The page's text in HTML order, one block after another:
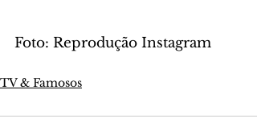
Foto: Reprodução Instagram
TV & Famosos